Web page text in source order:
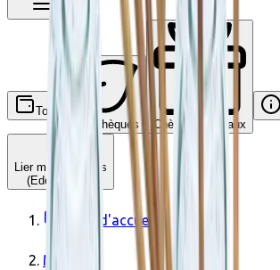
Tous
Ecochèques
Chèques-cadeaux
Lier mes comptes
(Edenred, ...)
Page d'accueil
Maison